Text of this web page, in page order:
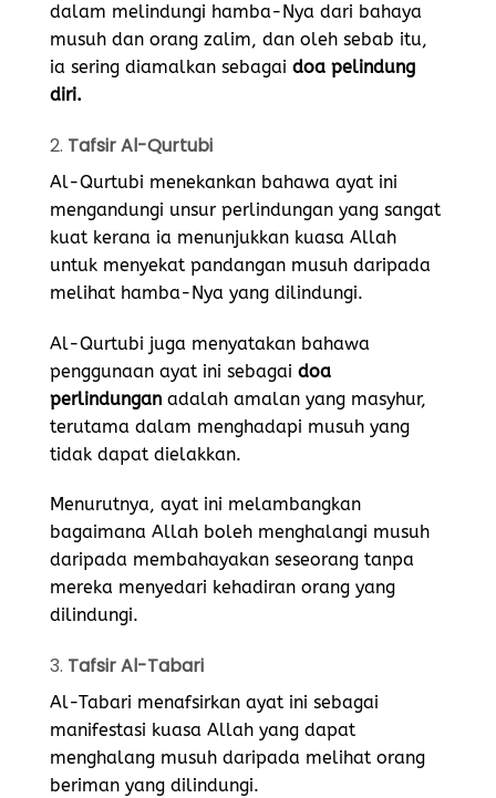
dalam melindungi hamba-Nya dari bahaya
musuh dan orang zalim, dan oleh sebab itu,
ia sering diamalkan sebagai doa pelindung
diri.
2. Tafsir Al-Qurtubi
Al-Qurtubi menekankan bahawa ayat ini
mengandungi unsur perlindungan yang sangat
kuat kerana ia menunjukkan kuasa Allah
untuk menyekat pandangan musuh daripada
melihat hamba-Nya yang dilindungi.
Al-Qurtubi juga menyatakan bahawa
penggunaan ayat ini sebagai doa
perlindungan adalah amalan yang masyhur,
terutama dalam menghadapi musuh yang
tidak dapat dielakkan.
Menurutnya, ayat ini melambangkan
bagaimana Allah boleh menghalangi musuh
daripada membahayakan seseorang tanpa
mereka menyedari kehadiran orang yang
dilindungi.
3. Tafsir Al-Tabari
Al-Tabari menafsirkan ayat ini sebagai
manifestasi kuasa Allah yang dapat
menghalang musuh daripada melihat orang
beriman yang dilindungi.